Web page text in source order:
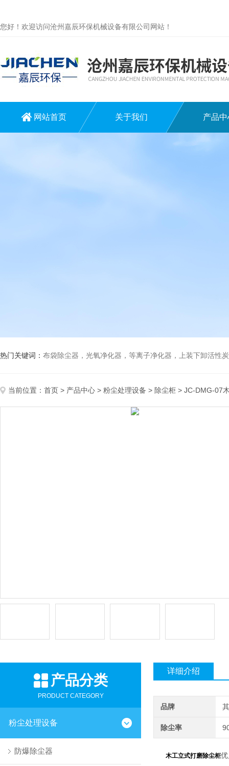
您好！欢迎访问沧州嘉辰环保机械设备有限公司网站！
网站首页 关于我们 产品中
热门关键词： 布袋除尘器，光氧净化器，等离子净化器，上装下卸活性炭吸附箱，打磨除尘
当前位置： 首页 > 产品中心 > 粉尘处理设备 > 除尘柜 > JC-DMG-07
产品分类
PRODUCT CATEGORY
粉尘处理设备
防爆除尘器
详细介绍
品牌
除尘率
木工立式打磨除尘柜